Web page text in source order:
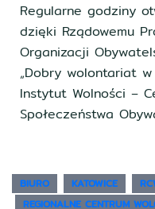
Regularne godziny
dzięki Rządowemu
Organizacji
„Dobry wolontariat
Instytut Wolności –
Społeczeństwa
BIURO KATOWICE
REGIONALNE CENTRUM